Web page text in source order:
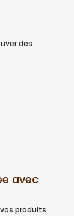
des
avec
produits